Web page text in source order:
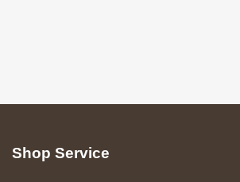
Shop Service